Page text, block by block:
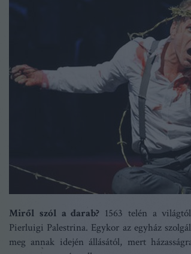
Miről szól a darab? 1563 telén a világtól
Pierluigi Palestrina. Egykor az egyház
meg annak idején állásától, mert